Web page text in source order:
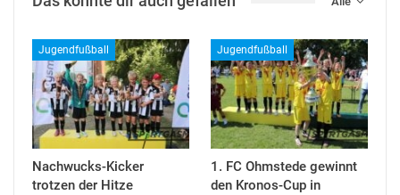
Jugendfußball
Nachwucks-Kicker
trotzen der Hitze
Jugendfußball
1. FC Ohmstede gewinnt
den Kronos-Cup in